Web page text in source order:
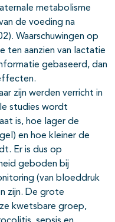
metabolisme
de voeding na
Waarschuwingen op
ten aanzien van lactatie
gebaseerd, dan
zijn werden verricht in
studies wordt
is, hoe lager de
en hoe kleiner de
Er is dus op
geboden bij
(van bloeddruk
zijn. De grote
kwetsbare groep,